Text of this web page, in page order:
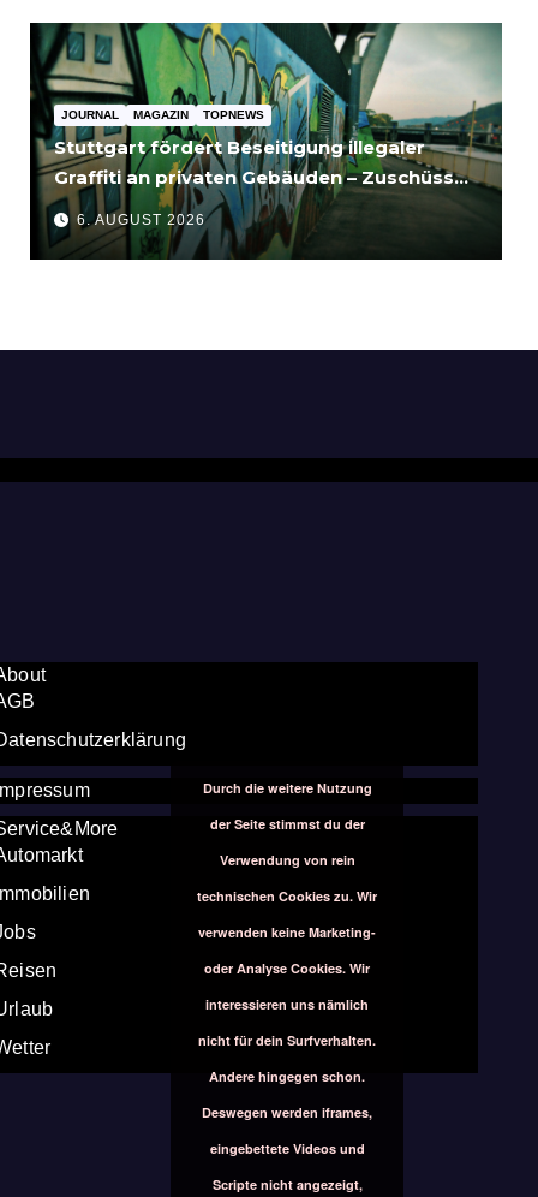
JOURNAL MAGAZIN TOPNEWS
Stuttgart fördert Beseitigung illegaler
Graffiti an privaten Gebäuden – Zuschüsse
bis 3.500 Euro
6. AUGUST 2026
Durch die weitere Nutzung
der Seite stimmst du der
Verwendung von rein
technischen Cookies zu. Wir
verwenden keine Marketing-
oder Analyse Cookies. Wir
interessieren uns nämlich
nicht für dein Surfverhalten.
Andere hingegen schon.
Deswegen werden iframes,
eingebettete Videos und
Scripte nicht angezeigt,